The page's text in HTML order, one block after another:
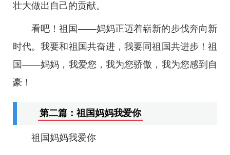
壮大做出自己的贡献。
看吧！祖国——妈妈正迈着崭新的步伐奔向新
时代。我要和祖国共奋进，我要同祖国共进步！祖
国——妈妈，我爱您，我为您骄傲，我为您感到自
豪！
第二篇：祖国妈妈我爱你
祖国妈妈我爱你